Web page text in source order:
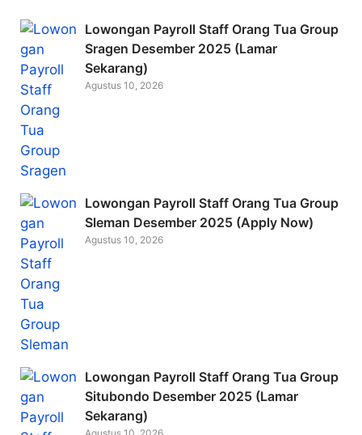
b
o
k
Lowongan Payroll Staff Orang Tua Group
Sragen Desember 2025 (Lamar
Sekarang)
Agustus 10, 2026
Lowongan Payroll Staff Orang Tua Group
Sleman Desember 2025 (Apply Now)
Agustus 10, 2026
Lowongan Payroll Staff Orang Tua Group
Situbondo Desember 2025 (Lamar
Sekarang)
Agustus 10, 2026